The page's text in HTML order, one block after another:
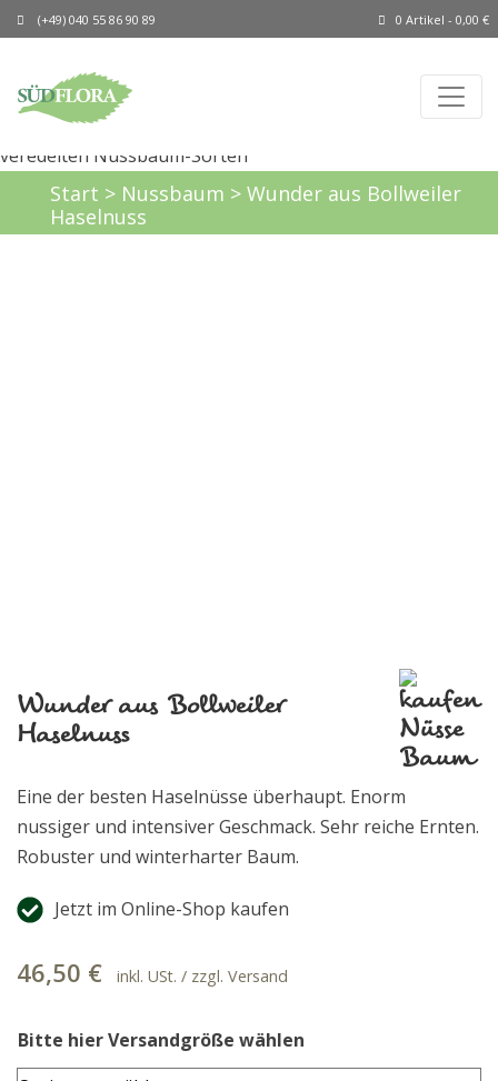
(+49) 040 55 86 90 89 0 Artikel - 0,00 €
Start > Nussbaum > Wunder aus Bollweiler
Haselnuss
Wunder aus Bollweiler
Haselnuss
Eine der besten Haselnüsse überhaupt. Enorm
nussiger und intensiver Geschmack. Sehr reiche Ernten.
Robuster und winterharter Baum.
Jetzt im Online-Shop kaufen
46,50 € inkl. USt. / zzgl. Versand
Bitte hier Versandgröße wählen